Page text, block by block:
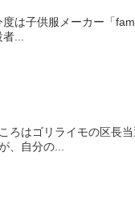
は子供服メーカー「
...
ろはゴリライモの区長
、自分の...